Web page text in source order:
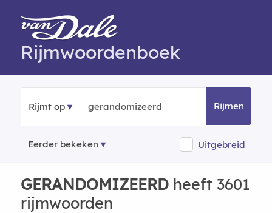
Rijmwoordenboek
Rijmt op Rijmen
Eerder bekeken Uitgebreid
GERANDOMIZEERDheeft 3601
rijmwoorden